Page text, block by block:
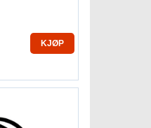
KJØP